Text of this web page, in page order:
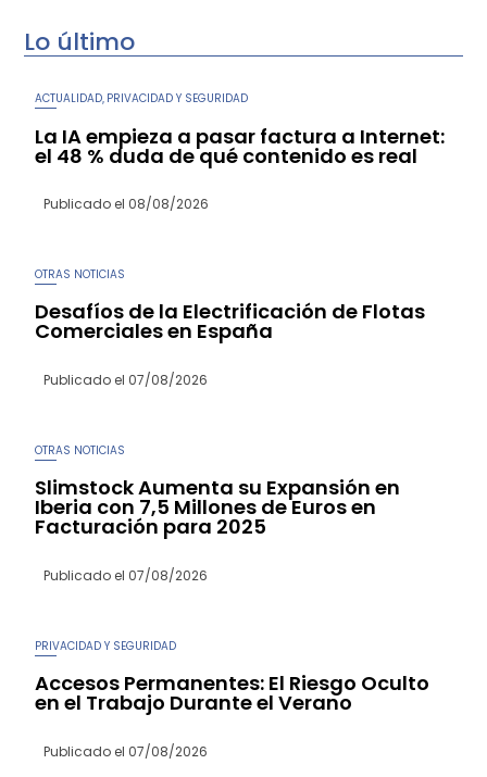
Lo último
ACTUALIDAD PRIVACIDAD Y SEGURIDAD
La IA empieza a pasar factura a Internet:
el 48 % duda de qué contenido es real
Publicado el 08/08/2026
OTRAS NOTICIAS
Desafíos de la Electrificación de Flotas
Comerciales en España
Publicado el 07/08/2026
OTRAS NOTICIAS
Slimstock Aumenta su Expansión en
Iberia con 7,5 Millones de Euros en
Facturación para 2025
Publicado el 07/08/2026
PRIVACIDAD Y SEGURIDAD
Accesos Permanentes: El Riesgo Oculto
en el Trabajo Durante el Verano
Publicado el 07/08/2026